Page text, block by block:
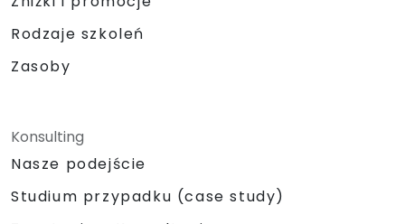
Rodzaje szkoleń
Zasoby
Konsulting
Nasze podejście
Studium przypadku (case study)